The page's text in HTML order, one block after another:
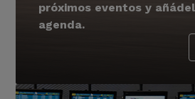
próximos eventos y
agenda.